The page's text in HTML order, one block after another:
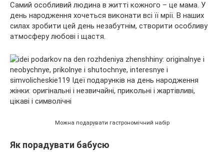
Самий особливий людина в житті кожного – це мама. У
день народження хочеться виконати всі її мрії. В наших
силах зробити цей день незабутнім, створити особливу
атмосферу любові і щастя.
Можна подарувати гастрономічний набір
Як порадувати бабусю